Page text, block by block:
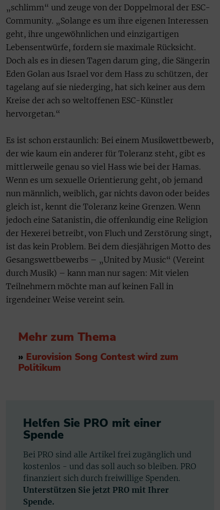
„schlimm“ und zeuge von der Doppelmoral der ESC-
Community. „Solange es um ihre eigenen Interessen
geht, ihre ungewöhnlichen und einzigartigen
Lebensentwürfe, fordern sie maximale Rücksicht.
Doch als es in diesen Tagen darum ging, die Sängerin
Eden Golan aus Israel vor dem Hass zu schützen, der
tagelang auf sie niederging, hat sich keiner aus dem
Kreise der ach so weltoffenen ESC-Künstler
hervorgetan.“
Es ist schon erstaunlich: Bei einem Musikwettbewerb,
der wie kaum ein anderer für Toleranz steht, gibt es
mittlerweile genau so viel Hass wie bei der Hamas.
Wenn es um sexuelle Orientierung geht, ob jemand
nun männlich, weiblich, gar nichts davon oder beides
gleich ist, kennt die Toleranz keine Grenzen. Wenn
jedoch eine Satanistin, die offenkundig eine Religion
der Hexerei betreibt, von Fluch und Zerstörung singt,
ist das kein Problem. Bei dem diesjährigen Motto des
Gesangswettbewerbs – „United by Music“ (Vereint
durch Musik) – kann man nur sagen: Mit vielen
Teilnehmern möchte man auf keinen Fall in
irgendeiner Weise vereint sein.
Mehr zum Thema
» Eurovision Song Contest wird zum
Politikum
Helfen Sie PRO mit einer
Spende
Bei PRO sind alle Artikel frei zugänglich und
kostenlos - und das soll auch so bleiben. PRO
finanziert sich durch freiwillige Spenden.
Unterstützen Sie jetzt PRO mit Ihrer
Spende.